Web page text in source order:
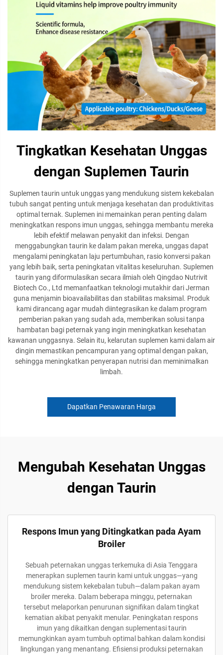
Tingkatkan Kesehatan Unggas
dengan Suplemen Taurin
Suplemen taurin untuk unggas yang mendukung sistem kekebalan
tubuh sangat penting untuk menjaga kesehatan dan produktivitas
optimal ternak. Suplemen ini memainkan peran penting dalam
meningkatkan respons imun unggas, sehingga membantu mereka
lebih efektif melawan penyakit dan infeksi. Dengan
menggabungkan taurin ke dalam pakan mereka, unggas dapat
mengalami peningkatan laju pertumbuhan, rasio konversi pakan
yang lebih baik, serta peningkatan vitalitas keseluruhan. Suplemen
taurin yang diformulasikan secara ilmiah oleh Qingdao Nutrivit
Biotech Co., Ltd memanfaatkan teknologi mutakhir dari Jerman
guna menjamin bioavailabilitas dan stabilitas maksimal. Produk
kami dirancang agar mudah diintegrasikan ke dalam program
pemberian pakan yang sudah ada, memberikan solusi tanpa
hambatan bagi peternak yang ingin meningkatkan kesehatan
kawanan unggasnya. Selain itu, kelarutan suplemen kami dalam air
dingin memastikan pencampuran yang optimal dengan pakan,
sehingga meningkatkan penyerapan nutrisi dan meminimalkan
limbah.
Dapatkan Penawaran Harga
Mengubah Kesehatan Unggas
dengan Taurin
Respons Imun yang Ditingkatkan pada Ayam
Broiler
Sebuah peternakan unggas terkemuka di Asia Tenggara
menerapkan suplemen taurin kami untuk unggas—yang
mendukung sistem kekebalan tubuh—dalam pakan ayam
broiler mereka. Dalam beberapa minggu, peternakan
tersebut melaporkan penurunan signifikan dalam tingkat
kematian akibat penyakit menular. Peningkatan respons
imun yang dikaitkan dengan suplementasi taurin
memungkinkan ayam tumbuh optimal bahkan dalam kondisi
lingkungan yang menantang. Efisiensi produksi peternakan